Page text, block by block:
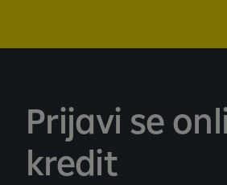
Prijavi se
kredit